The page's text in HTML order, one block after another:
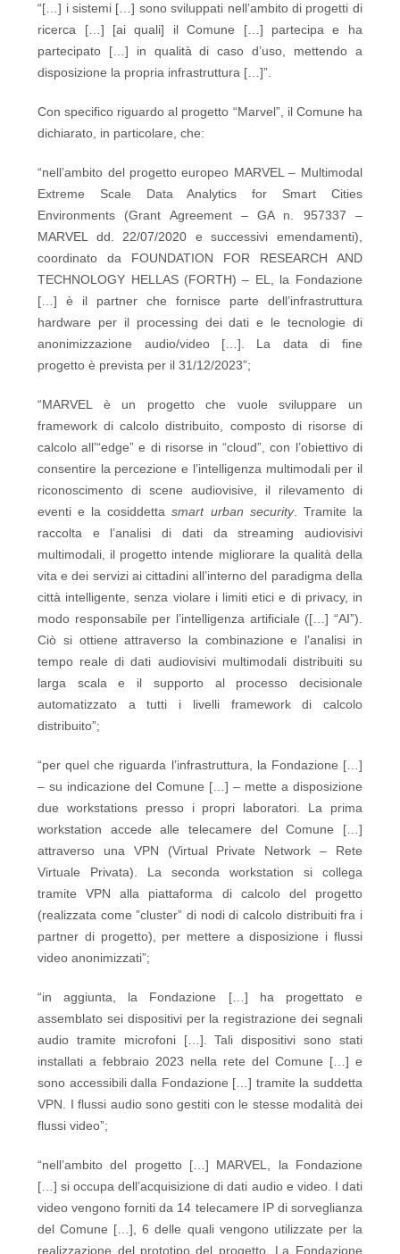
“[…] i sistemi […] sono sviluppati nell’ambito di progetti di
ricerca […] [ai quali] il Comune […] partecipa e ha
partecipato […] in qualità di caso d’uso, mettendo a
disposizione la propria infrastruttura […]”.
Con specifico riguardo al progetto “Marvel”, il Comune ha
dichiarato, in particolare, che:
“nell’ambito del progetto europeo MARVEL – Multimodal
Extreme Scale Data Analytics for Smart Cities
Environments (Grant Agreement – GA n. 957337 –
MARVEL dd. 22/07/2020 e successivi emendamenti),
coordinato da FOUNDATION FOR RESEARCH AND
TECHNOLOGY HELLAS (FORTH) – EL, la Fondazione
[…] è il partner che fornisce parte dell’infrastruttura
hardware per il processing dei dati e le tecnologie di
anonimizzazione audio/video […]. La data di fine
progetto è prevista per il 31/12/2023”;
“MARVEL è un progetto che vuole sviluppare un
framework di calcolo distribuito, composto di risorse di
calcolo all’“edge” e di risorse in “cloud”, con l’obiettivo di
consentire la percezione e l’intelligenza multimodali per il
riconoscimento di scene audiovisive, il rilevamento di
eventi e la cosiddettasmart urban security. Tramite la
raccolta e l’analisi di dati da streaming audiovisivi
multimodali, il progetto intende migliorare la qualità della
vita e dei servizi ai cittadini all’interno del paradigma della
città intelligente, senza violare i limiti etici e di privacy, in
modo responsabile per l’intelligenza artificiale ([…] “AI”).
Ciò si ottiene attraverso la combinazione e l’analisi in
tempo reale di dati audiovisivi multimodali distribuiti su
larga scala e il supporto al processo decisionale
automatizzato a tutti i livelli framework di calcolo
distribuito”;
“per quel che riguarda l’infrastruttura, la Fondazione […]
– su indicazione del Comune […] – mette a disposizione
due workstations presso i propri laboratori. La prima
workstation accede alle telecamere del Comune […]
attraverso una VPN (Virtual Private Network – Rete
Virtuale Privata). La seconda workstation si collega
tramite VPN alla piattaforma di calcolo del progetto
(realizzata come ”cluster” di nodi di calcolo distribuiti fra i
partner di progetto), per mettere a disposizione i flussi
video anonimizzati”;
“in aggiunta, la Fondazione […] ha progettato e
assemblato sei dispositivi per la registrazione dei segnali
audio tramite microfoni […]. Tali dispositivi sono stati
installati a febbraio 2023 nella rete del Comune […] e
sono accessibili dalla Fondazione […] tramite la suddetta
VPN. I flussi audio sono gestiti con le stesse modalità dei
flussi video”;
“nell’ambito del progetto […] MARVEL, la Fondazione
[…] si occupa dell’acquisizione di dati audio e video. I dati
video vengono forniti da 14 telecamere IP di sorveglianza
del Comune […], 6 delle quali vengono utilizzate per la
realizzazione del prototipo del progetto. La Fondazione